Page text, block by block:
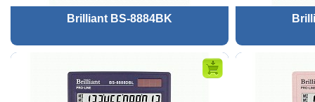
Brilliant BS-8884BK